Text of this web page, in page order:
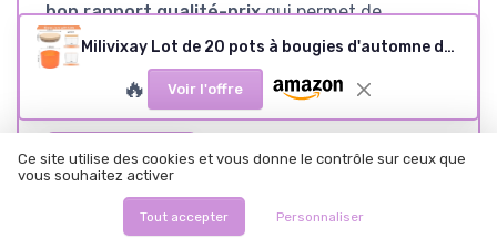
bon rapport qualité-prixqui permet de
produire une vingtaine de petites bougies
propres et utilisables sans se compliquer la vie.
Voir l'offre
SOUS-NOTES
Milivixay Lot de 20 pots à bougies d'automne de 113,4 g avec couvercles et kits de fabrication – Petits conteneurs vides pour la fabrication de bougies
🔥 Voir l'offre
Ce site utilise des cookies et vous donne le contrôle sur ceux que
vous souhaitez activer
Tout accepter Personnaliser